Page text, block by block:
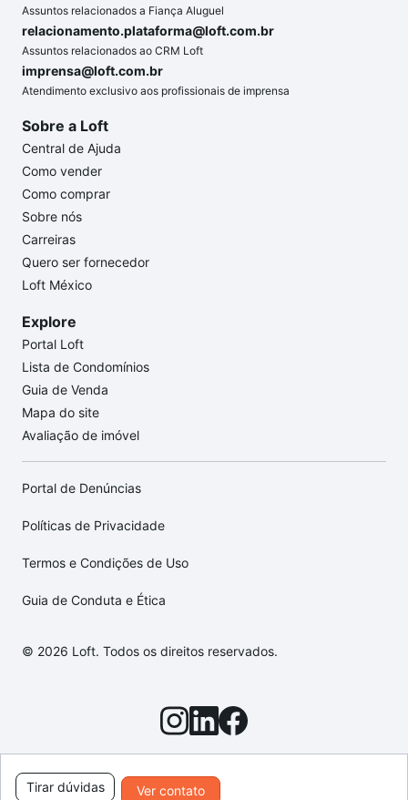
Ver contato
Tirar dúvidas
Assuntos relacionados a Fiança Aluguel
relacionamento.plataforma@loft.com.br
Assuntos relacionados ao CRM Loft
imprensa@loft.com.br
Atendimento exclusivo aos profissionais de imprensa
Sobre a Loft
Central de Ajuda
Como vender
Como comprar
Sobre nós
Carreiras
Quero ser fornecedor
Loft México
Explore
Portal Loft
Lista de Condomínios
Guia de Venda
Mapa do site
Avaliação de imóvel
Portal de Denúncias
Políticas de Privacidade
Termos e Condições de Uso
Guia de Conduta e Ética
© 2026 Loft. Todos os direitos reservados.